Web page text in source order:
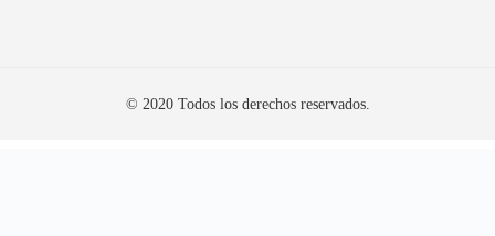
© 2020 Todos los derechos reservados.